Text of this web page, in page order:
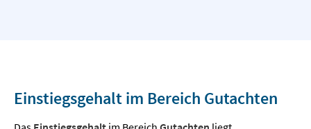
Einstiegsgehalt im Bereich Gutachten